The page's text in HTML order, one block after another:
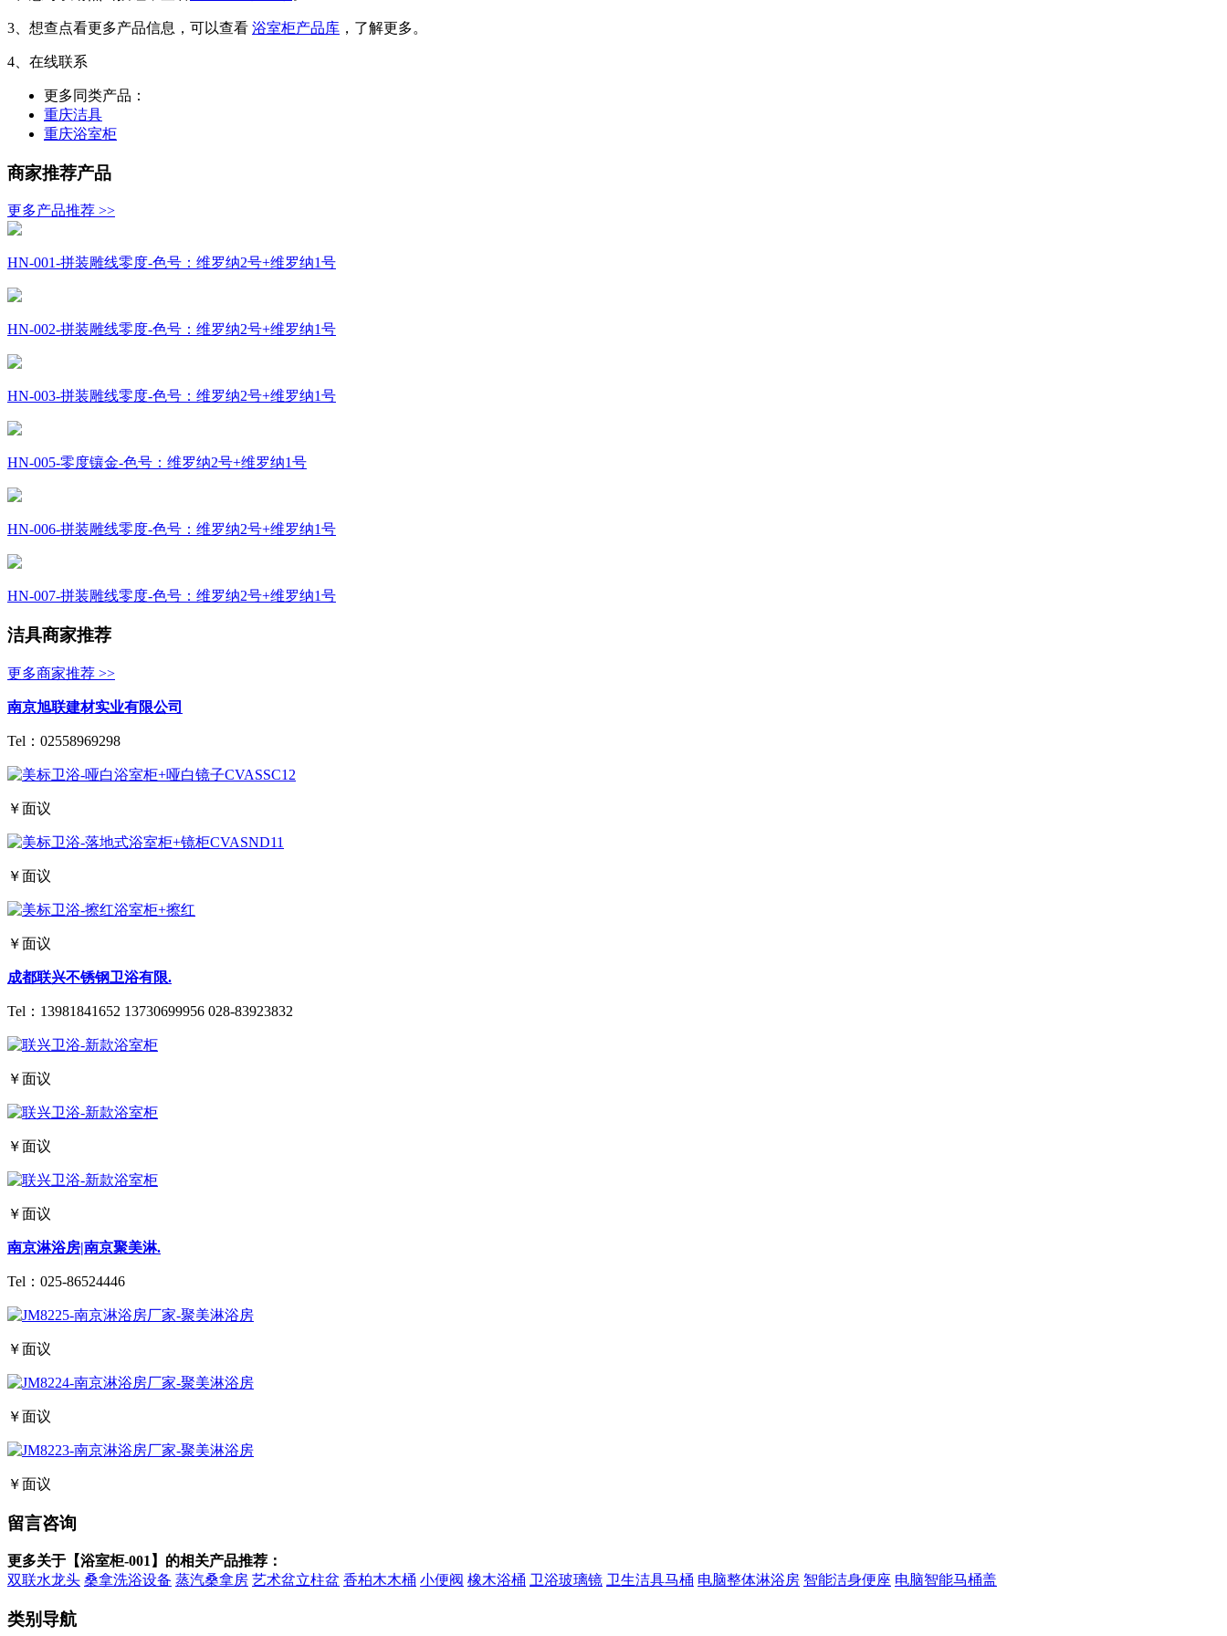
3、想查点看更多产品信息，可以查看 浴室柜产品库 ，了解更多。
4、在线联系
更多同类产品：
重庆洁具
重庆浴室柜
商家推荐产品
更多产品推荐 >>
HN-001-拼装雕线零度-色号：维罗纳2号+维罗纳1号
HN-002-拼装雕线零度-色号：维罗纳2号+维罗纳1号
HN-003-拼装雕线零度-色号：维罗纳2号+维罗纳1号
HN-005-零度镶金-色号：维罗纳2号+维罗纳1号
HN-006-拼装雕线零度-色号：维罗纳2号+维罗纳1号
HN-007-拼装雕线零度-色号：维罗纳2号+维罗纳1号
洁具商家推荐
更多商家推荐 >>
南京旭联建材实业有限公司
Tel： 02558969298
￥面议
￥面议
￥面议
成都联兴不锈钢卫浴有限.
Tel： 13981841652 13730699956 028-83923832
￥面议
￥面议
￥面议
南京淋浴房|南京聚美淋.
Tel： 025-86524446
￥面议
￥面议
￥面议
留言咨询
更多关于【浴室柜-001】的相关产品推荐：
双联水龙头 桑拿洗浴设备 蒸汽桑拿房 艺术盆立柱盆 香柏木木桶 小便阀 橡木浴桶 卫浴玻璃镜 卫生洁具马桶 电脑整体淋浴房 智能洁身便座 电脑智能马桶盖
类别导航